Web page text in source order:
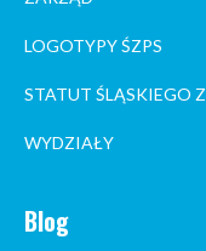
LOGOTYPY ŚZPS
STATUT ŚLĄSKIEGO
WYDZIAŁY
Blog